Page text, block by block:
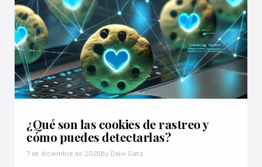
¿Qué son las cookies de rastreo y
cómo puedes detectarlas?
7 de diciembre de 2025By Deivi Sanz